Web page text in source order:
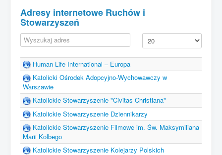
Adresy internetowe Ruchów i
Stowarzyszeń
Nieopublikowane Pokaż #
Human Life International – Europa
Katolicki Ośrodek Adopcyjno-Wychowawczy w
Warszawie
Katolickie Stowarzyszenie "Civitas Christiana"
Katolickie Stowarzyszenie Dziennikarzy
Katolickie Stowarzyszenie Filmowe im. Św. Maksymiliana
Marii Kolbego
Katolickie Stowarzyszenie Kolejarzy Polskich